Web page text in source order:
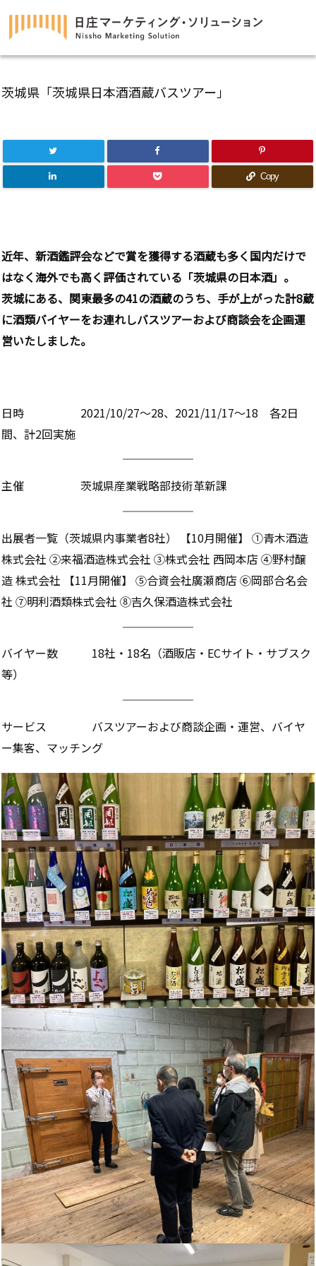
茨城県「茨城県日本酒酒蔵バスツアー」
Copy
近年、新酒鑑評会などで賞を獲得する酒蔵も多く国内だけで
はなく海外でも高く評価されている「茨城県の日本酒」。
茨城にある、関東最多の41の酒蔵のうち、手が上がった計8蔵
に酒類バイヤーをお連れしバスツアーおよび商談会を企画運
営いたしました。
日時 2021/10/27～28、2021/11/17～18 各2日
間、計2回実施
主催 茨城県産業戦略部技術革新課
出展者一覧（茨城県内事業者8社） 【10月開催】 ①青木酒造
株式会社 ②来福酒造株式会社 ③株式会社 西岡本店 ④野村醸
造 株式会社 【11月開催】 ⑤合資会社廣瀬商店 ⑥岡部合名会
社 ⑦明利酒類株式会社 ⑧吉久保酒造株式会社
バイヤー数 18社・18名（酒販店・ECサイト・サブスク
等）
サービス バスツアーおよび商談企画・運営、バイヤ
ー集客、マッチング